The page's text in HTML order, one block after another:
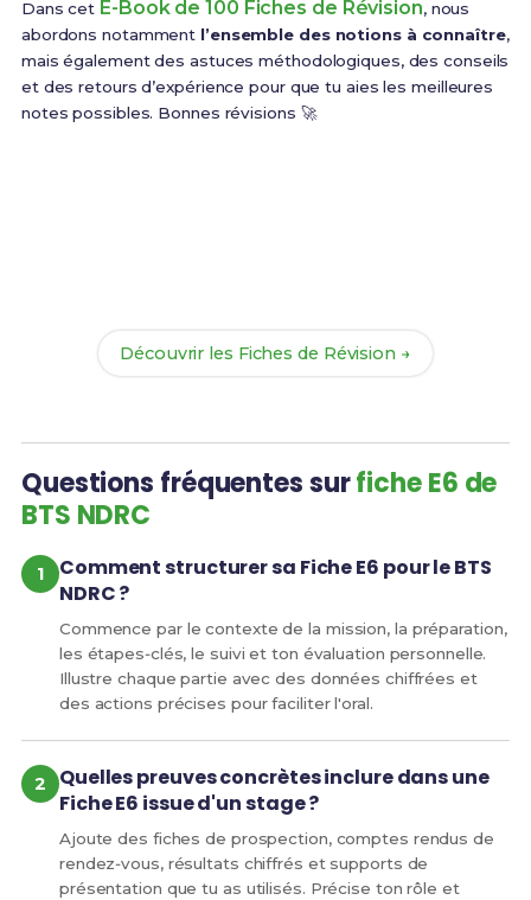
Dans cet E-Book de 100 Fiches de Révision, nous
abordons notamment l’ensemble des notions à connaître,
mais également des astuces méthodologiques, des conseils
et des retours d’expérience pour que tu aies les meilleures
notes possibles. Bonnes révisions 🚀
Découvrir les Fiches de Révision →
Questions fréquentes surfiche E6 de
BTS NDRC
Comment structurer sa Fiche E6 pour le BTS
NDRC ?
Commence par le contexte de la mission, la préparation,
les étapes‑clés, le suivi et ton évaluation personnelle.
Illustre chaque partie avec des données chiffrées et
des actions précises pour faciliter l'oral.
Quelles preuves concrètes inclure dans une
Fiche E6 issue d'un stage ?
Ajoute des fiches de prospection, comptes rendus de
rendez‑vous, résultats chiffrés et supports de
présentation que tu as utilisés. Précise ton rôle et